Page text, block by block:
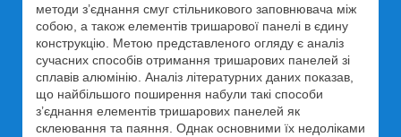
методи з’єднання смуг стільникового заповнювача між
собою, а також елементів тришарової панелі в єдину
конструкцію. Метою представленого огляду є аналіз
сучасних способів отримання тришарових панелей зі
сплавів алюмінію. Аналіз літературних даних показав,
що найбільшого поширення набули такі способи
з’єднання елементів тришарових панелей як
склеювання та паяння. Однак основними їх недоліками